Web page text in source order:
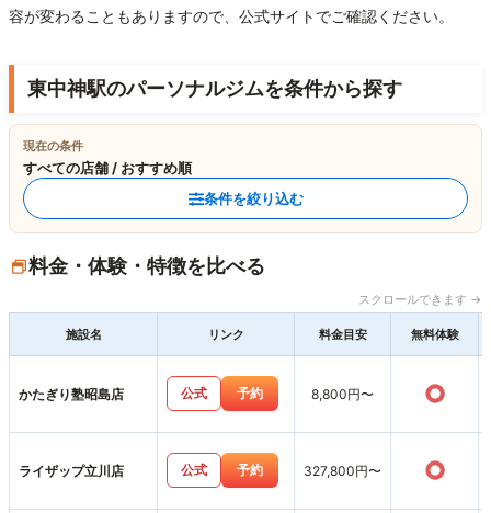
容が変わることもありますので、公式サイトでご確認ください。
東中神駅のパーソナルジムを条件から探す
現在の条件
すべての店舗 / おすすめ順
条件を絞り込む
料金・体験・特徴を比べる
スクロールできます →
施設名 リンク 料金目安 無料体験
かたぎり塾昭島店 公式 予約 8,800円〜 ○
ライザップ立川店 公式 予約 327,800円〜 ○